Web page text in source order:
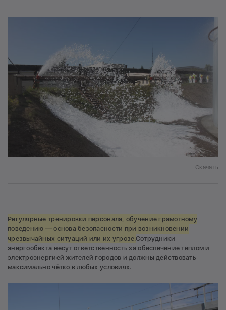
Скачать
Регулярные тренировки персонала, обучение грамотному
поведению — основа безопасности при возникновении
чрезвычайных ситуаций или их угрозе.Сотрудники
энергообекта несут ответственность за обеспечение теплом и
электроэнергией жителей городов и должны действовать
максимально чётко в любых условиях.